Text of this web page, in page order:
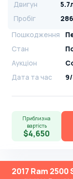
Двигун
Пробіг
Пошкодження
Стан
Аукціон
Дата та час
Приблизна
вартість
$4,650
2017 Ram 2500